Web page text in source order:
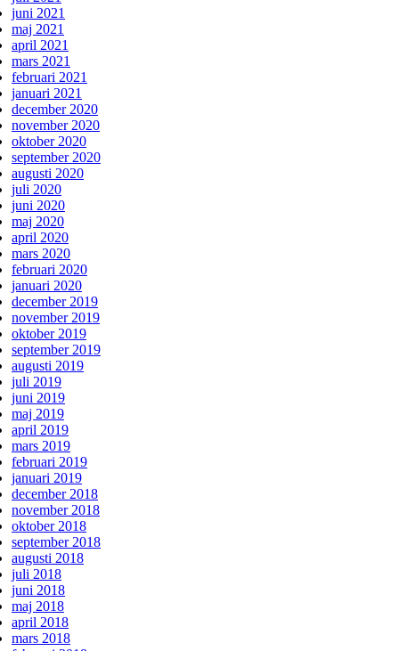
juni 2021
maj 2021
april 2021
mars 2021
februari 2021
januari 2021
december 2020
november 2020
oktober 2020
september 2020
augusti 2020
juli 2020
juni 2020
maj 2020
april 2020
mars 2020
februari 2020
januari 2020
december 2019
november 2019
oktober 2019
september 2019
augusti 2019
juli 2019
juni 2019
maj 2019
april 2019
mars 2019
februari 2019
januari 2019
december 2018
november 2018
oktober 2018
september 2018
augusti 2018
juli 2018
juni 2018
maj 2018
april 2018
mars 2018